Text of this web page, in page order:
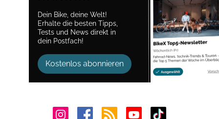
Dein Bike, deine Welt!
Erhalte die besten Tipps,
Tests und News direkt in
dein Postfach!
Kostenlos abonnieren